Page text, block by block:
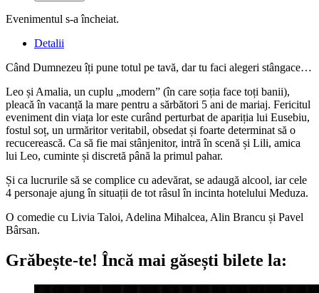
Evenimentul s-a încheiat.
Detalii
Când Dumnezeu îți pune totul pe tavă, dar tu faci alegeri stângace…
Leo și Amalia, un cuplu „modern” (în care soția face toți banii),
pleacă în vacanță la mare pentru a sărbători 5 ani de mariaj. Fericitul
eveniment din viața lor este curând perturbat de apariția lui Eusebiu,
fostul soț, un urmăritor veritabil, obsedat și foarte determinat să o
recucerească. Ca să fie mai stânjenitor, intră în scenă și Lili, amica
lui Leo, cuminte și discretă până la primul pahar.
Și ca lucrurile să se complice cu adevărat, se adaugă alcool, iar cele
4 personaje ajung în situații de tot râsul în incinta hotelului Meduza.
O comedie cu Livia Taloi, Adelina Mihalcea, Alin Brancu și Pavel
Bârsan.
Grăbește-te! Încă mai găsești bilete la: